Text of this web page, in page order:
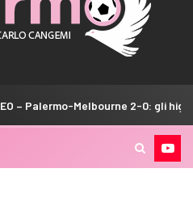
2-0: gli highlights del match